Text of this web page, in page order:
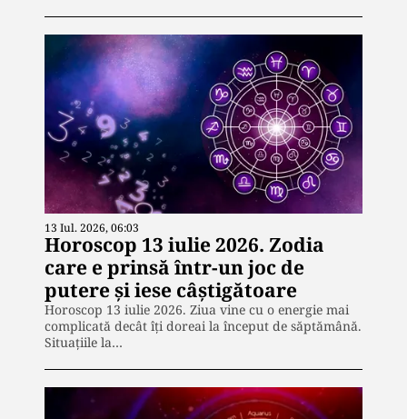
13 Iul. 2026, 06:03
Horoscop 13 iulie 2026. Zodia
care e prinsă într-un joc de
putere și iese câștigătoare
Horoscop 13 iulie 2026. Ziua vine cu o energie mai
complicată decât îți doreai la început de săptămână.
Situațiile la…